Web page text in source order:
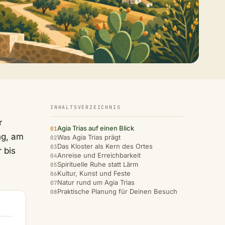
am
bis
INHALTSVERZEICHNIS
Agia Trias auf einen Blick
Was Agia Trias prägt
Das Kloster als Kern des Ortes
Anreise und Erreichbarkeit
Spirituelle Ruhe statt Lärm
Kultur, Kunst und Feste
Natur rund um Agia Trias
Praktische Planung für Deinen Besuch